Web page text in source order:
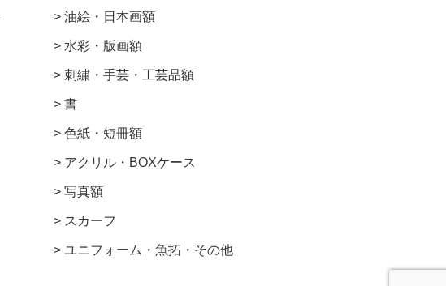
油絵・日本画額
水彩・版画額
刺繍・手芸・工芸品額
書
色紙・短冊額
アクリル・BOXケース
写真額
スカーフ
ユニフォーム・魚拓・その他